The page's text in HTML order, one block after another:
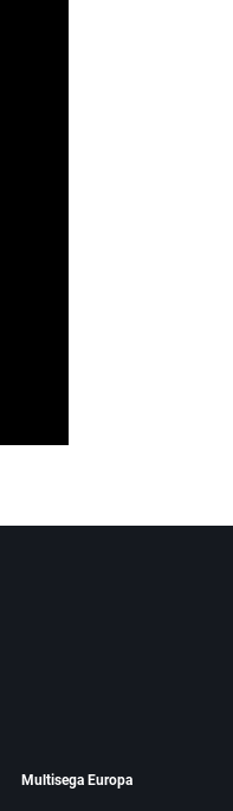
Multisega Europa